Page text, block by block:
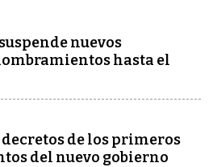
nuevos
hasta el
decretos de los primeros
del nuevo gobierno